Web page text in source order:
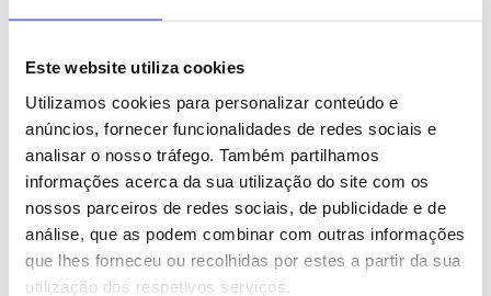
Este website utiliza cookies
Utilizamos cookies para personalizar conteúdo e
anúncios, fornecer funcionalidades de redes sociais e
analisar o nosso tráfego. Também partilhamos
informações acerca da sua utilização do site com os
nossos parceiros de redes sociais, de publicidade e de
análise, que as podem combinar com outras informações
que lhes forneceu ou recolhidas por estes a partir da sua
utilização dos respetivos serviços.
Guarda Revolucionária do
Irão diz que reabrirá
Ormuz quando EUA
aceitarem condições de
Teerão
China eleva nível de alerta
perante aproximação do
tufão Dolphin
ID: 47581114